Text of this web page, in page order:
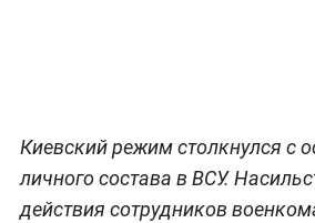
Киевский режим столкнулся с
личного состава в ВСУ.
действия сотрудников